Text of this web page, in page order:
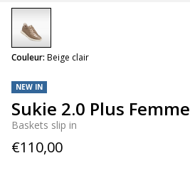
NEW IN
Sukie 2.0 Plus Femme
Baskets slip in
€110,00
Couleur: Beige clair
selected